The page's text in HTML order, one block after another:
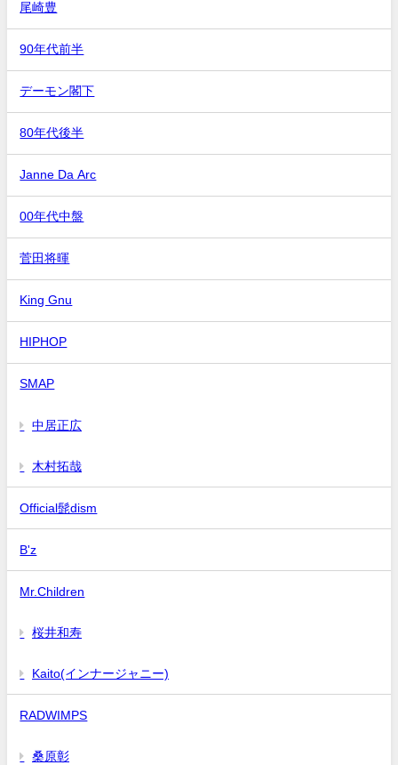
尾崎豊
90年代前半
デーモン閣下
80年代後半
Janne Da Arc
00年代中盤
菅田将暉
King Gnu
HIPHOP
SMAP
中居正広
木村拓哉
Official髭dism
B'z
Mr.Children
桜井和寿
Kaito(インナージャニー)
RADWIMPS
桑原彰